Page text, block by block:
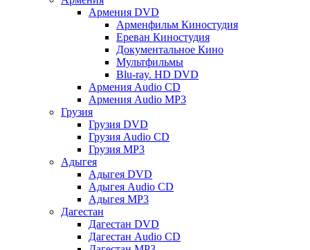
Армения DVD
Арменфильм Киностудия
Ереван Киностудия
Документальное Кино
Мультфильмы
Blu-ray. HD DVD
Армения Audio CD
Армения Audio MP3
Грузия
Грузия DVD
Грузия Audio CD
Грузия MP3
Адыгея
Адыгея DVD
Адыгея Audio CD
Адыгея MP3
Дагестан
Дагестан DVD
Дагестан Audio CD